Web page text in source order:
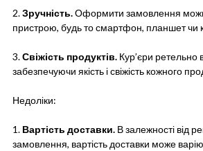
2.Зручність.Оформити замовлення
пристрою, будь то смартфон, планшет чи
3.Свіжість продуктів.Кур’єри ретельно
забезпечуючи якість і свіжість кожного
Недоліки:
1. Вартість доставки.В залежності від
замовлення, вартість доставки може